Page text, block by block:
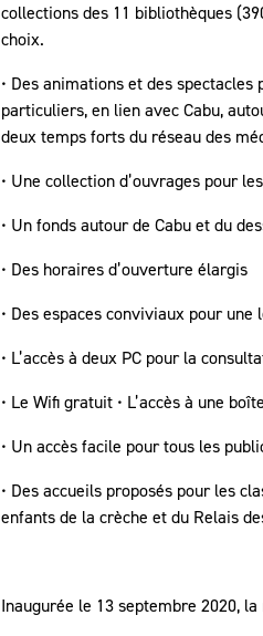
collections des 11 bibliothèques
choix.
• Des animations et des
particuliers, en lien avec Cabu,
deux temps forts du réseau des
• Une collection d’ouvrages pour
• Un fonds autour de Cabu et du
• Des horaires d’ouverture élargis
• Des espaces conviviaux pour
• L’accès à deux PC pour la
• Le Wifi gratuit • L’accès à une
• Un accès facile pour tous les
• Des accueils proposés pour les
enfants de la crèche et du Relais
Inaugurée le 13 septembre 2020,